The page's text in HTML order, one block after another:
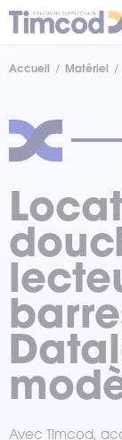
Accueil Matériel
Avec Timcod,